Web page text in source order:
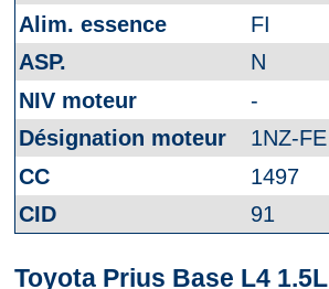
FI
N
-
1NZ-FE
1497
91
Toyota Prius Base L4 1.5L